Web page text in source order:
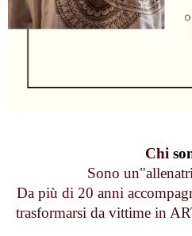
Chi
Sono
Da più di 20 anni
trasformarsi da vittime in